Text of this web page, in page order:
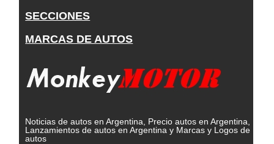
SECCIONES
MARCAS DE AUTOS
Noticias de autos en Argentina, Precio autos en Argentina,
Lanzamientos de autos en Argentina y Marcas y Logos de
autos